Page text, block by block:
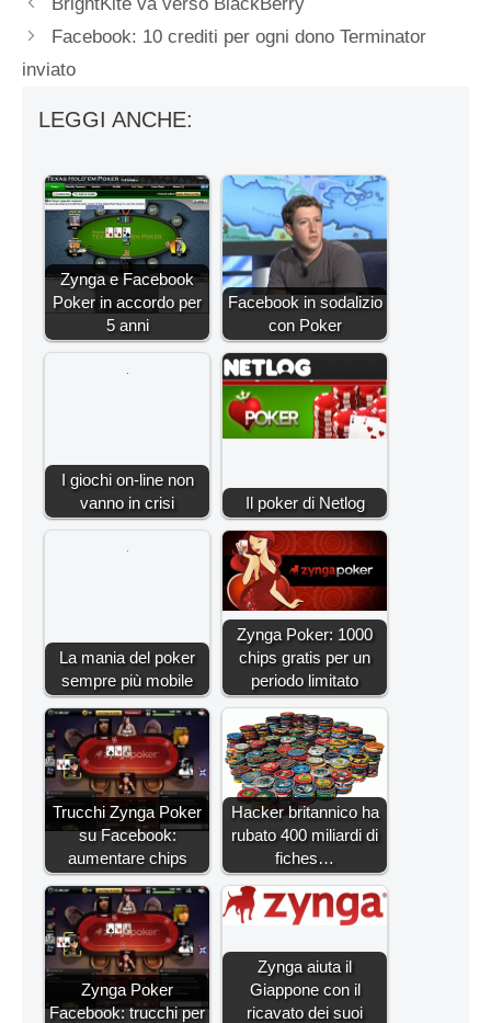
Facebook: 10 crediti per ogni dono Terminator
inviato
LEGGI ANCHE:
Zynga e Facebook
Poker in accordo per
5 anni
Facebook in sodalizio
con Poker
I giochi on-line non
vanno in crisi
Il poker di Netlog
La mania del poker
sempre più mobile
Zynga Poker: 1000
chips gratis per un
periodo limitato
Trucchi Zynga Poker
su Facebook:
aumentare chips
Hacker britannico ha
rubato 400 miliardi di
fiches…
Zynga Poker
Facebook: trucchi per
Zynga aiuta il
Giappone con il
ricavato dei suoi